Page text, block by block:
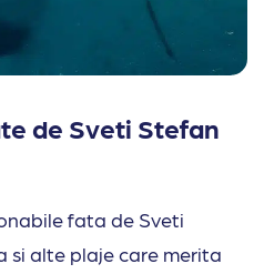
de Sveti Stefan
fata de Sveti
si alte plaje care merita